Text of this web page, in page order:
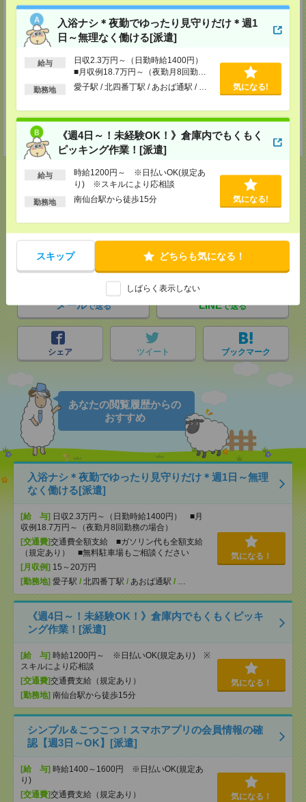
入浴ナシ＊夜勤でゆったり見守りだけ＊週1
日～無理なく働ける[派遣]
給与
日収2.3万円～（日勤時給1400円）
■月収例18.7万円～（夜勤月8回勤務
の場合）
勤務地 愛子駅 / 北四番丁駅 / あおば通駅 / … 気になる!
《週4日～！未経験OK！》倉庫内でもくもく
ピッキング作業！[派遣]
給与
時給1200円～ ※日払いOK(規定あ
り) ※スキルにより応相談
勤務地 南仙台駅から徒歩15分 気になる!
スキップ どちらも気になる！
しばらく表示しない
TEL：0120-802-179
MAIL： tenshoku@nikken-ts.jp
担当：採用担当
福島県郡山市西ノ内二丁目12番8号 古川ビル
TEL：0120-992-518
MAIL：tenshoku@nikken-ts.jp
担当：採用担当
登録交通費
★今ならご来社登録でQUOカード2000円分をプレゼント中★
気になる！ 電話応募
メールで送る LINEで送る
シェア ツイート ブックマーク
あなたの閲覧履歴からの
おすすめ
入浴ナシ＊夜勤でゆったり見守りだけ＊週1日～無理
なく働ける[派遣]
[給 与] 日収2.3万円～（日勤時給1400円） ■月
収例18.7万円～（夜勤月8回勤務の場合）
[交通費]交通費全額支給 ■ガソリン代も全額支給
（規定あり） ■無料駐車場もご相談ください
[月収例] 15～20万円
[勤務地] 愛子駅 / 北四番丁駅 / あおば通駅 / …
気になる！
《週4日～！未経験OK！》倉庫内でもくもくピッキ
ング作業！[派遣]
[給 与] 時給1200円～ ※日払いOK(規定あり) ※
スキルにより応相談
[交通費]交通費支給（規定あり）
[勤務地] 南仙台駅から徒歩15分
気になる！
シンプル＆こつこつ！スマホアプリの会員情報の確
認【週3日～OK】[派遣]
[給 与] 時給1400～1600円 ※日払いOK(規定あ
り)
[交通費]交通費支給（規定あり） 気になる！